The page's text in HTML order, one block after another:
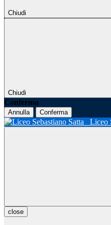
Chiudi
Chiudi
Conferma
Annulla Conferma
Liceo
close